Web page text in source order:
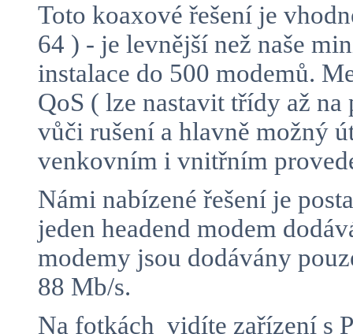
Toto koaxové řešení je
64 ) - je levnější než naše
instalace do 500 modemů.
QoS ( lze nastavit třídy až
vůči rušení a hlavně možný
venkovním i vnitřním
Námi nabízené řešení je
jeden headend modem
modemy jsou dodávány
88 Mb/s.
Na fotkách vidíte zařízení s